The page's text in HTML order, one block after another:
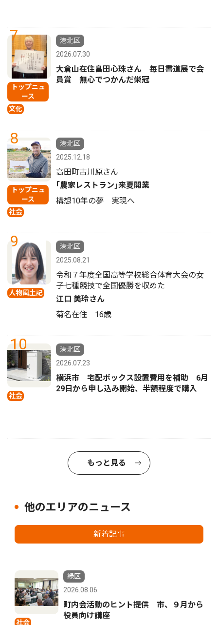
7
トップニュ
ース
文化
港北区
2026.07.30
大倉山在住畠田心珠さん 毎日書道展で会
員賞 無心でつかんだ栄冠
8
トップニュ
ース
社会
港北区
2025.12.18
高田町古川原さん
｢農家レストラン｣来夏開業
構想10年の夢 実現へ
9
人物風土記
港北区
2025.08.21
令和７年度全国高等学校総合体育大会の女
子七種競技で全国優勝を収めた
江口 美玲さん
菊名在住 16歳
10
社会
港北区
2026.07.23
横浜市 宅配ボックス設置費用を補助 6月
29日から申し込み開始、半額程度で購入
もっと見る
他のエリアのニュース
新着記事
社会
緑区
2026.08.06
町内会活動のヒント提供 市、９月から
役員向け講座